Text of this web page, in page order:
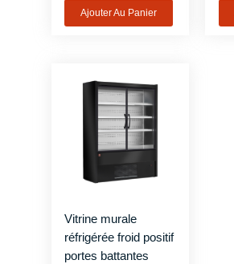
Ajouter Au Panier
Vitrine murale
réfrigérée froid positif
portes battantes